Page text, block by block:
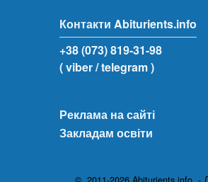
Контакти Abiturients.info
+38 (073) 819-31-98
( viber/ telegram )
Реклама на сайті
Закладам освіти